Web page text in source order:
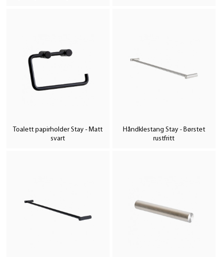
Toalett papirholder Stay - Matt
svart
Håndklestang Stay - Børstet
rustfritt